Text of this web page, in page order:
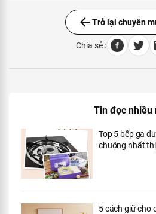
Trở lại chuyên
Chia sẻ :
Tin đọc nhiều
Top 5 bếp ga
chuộng nhất
5 cách giữ cho